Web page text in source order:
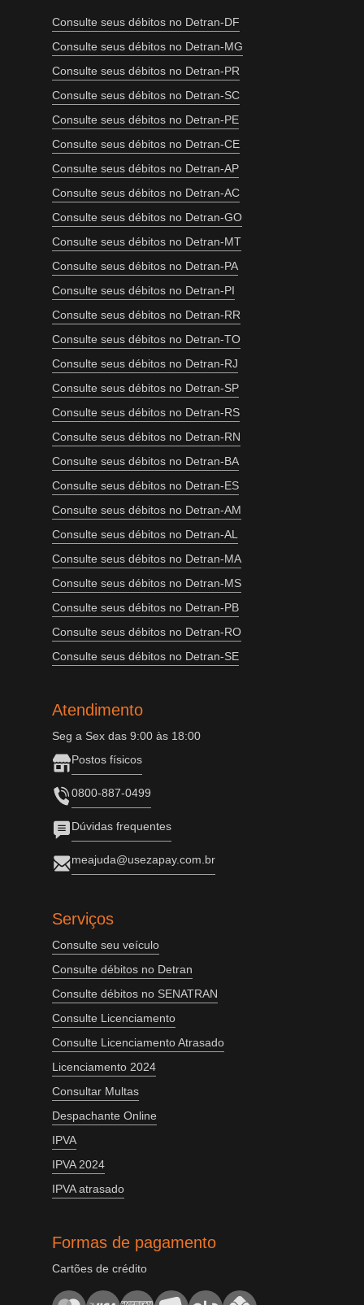
Consulte seus débitos no Detran-DF
Consulte seus débitos no Detran-MG
Consulte seus débitos no Detran-PR
Consulte seus débitos no Detran-SC
Consulte seus débitos no Detran-PE
Consulte seus débitos no Detran-CE
Consulte seus débitos no Detran-AP
Consulte seus débitos no Detran-AC
Consulte seus débitos no Detran-GO
Consulte seus débitos no Detran-MT
Consulte seus débitos no Detran-PA
Consulte seus débitos no Detran-PI
Consulte seus débitos no Detran-RR
Consulte seus débitos no Detran-TO
Consulte seus débitos no Detran-RJ
Consulte seus débitos no Detran-SP
Consulte seus débitos no Detran-RS
Consulte seus débitos no Detran-RN
Consulte seus débitos no Detran-BA
Consulte seus débitos no Detran-ES
Consulte seus débitos no Detran-AM
Consulte seus débitos no Detran-AL
Consulte seus débitos no Detran-MA
Consulte seus débitos no Detran-MS
Consulte seus débitos no Detran-PB
Consulte seus débitos no Detran-RO
Consulte seus débitos no Detran-SE
Atendimento
Seg a Sex das 9:00 às 18:00
Postos físicos
0800-887-0499
Dúvidas frequentes
meajuda@usezapay.com.br
Serviços
Consulte seu veículo
Consulte débitos no Detran
Consulte débitos no SENATRAN
Consulte Licenciamento
Consulte Licenciamento Atrasado
Licenciamento 2024
Consultar Multas
Despachante Online
IPVA
IPVA 2024
IPVA atrasado
Formas de pagamento
Cartões de crédito